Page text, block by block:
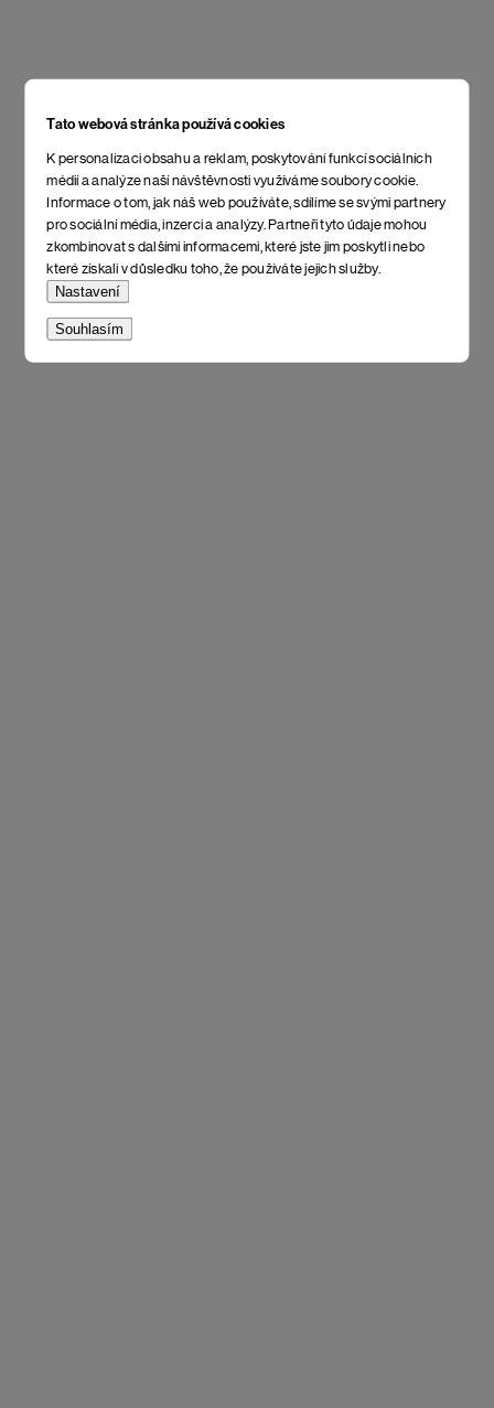
Tato webová stránka používá cookies
K personalizaci obsahu a reklam, poskytování funkcí sociálních
médií a analýze naší návštěvnosti využíváme soubory cookie.
Informace o tom, jak náš web používáte, sdílíme se svými partnery
pro sociální média, inzerci a analýzy. Partneři tyto údaje mohou
zkombinovat s dalšími informacemi, které jste jim poskytli nebo
které získali v důsledku toho, že používáte jejich služby.
Nastavení
Souhlasím